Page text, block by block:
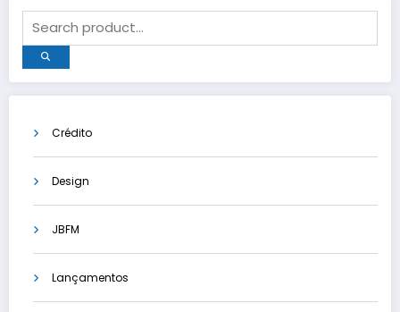
Crédito
Design
JBFM
Lançamentos